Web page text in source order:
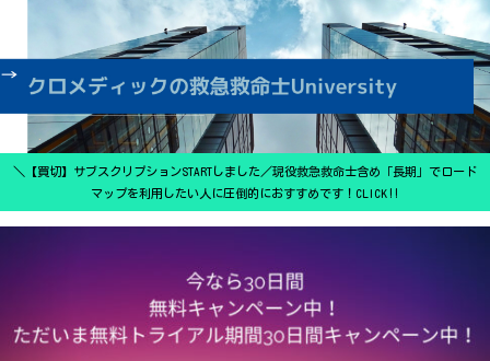
＼【買切】サブスクリプションSTARTしました／現役救急救命士含め「長期」でロード
マップを利用したい人に圧倒的におすすめです！CLICK‼